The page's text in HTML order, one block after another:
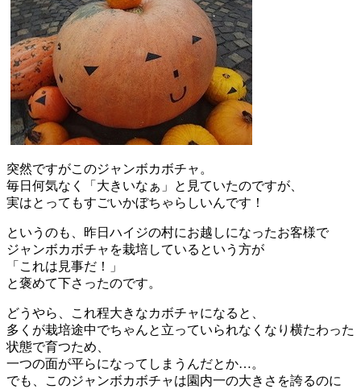
突然ですがこのジャンボカボチャ。
毎日何気なく「大きいなぁ」と見ていたのですが、
実はとってもすごいかぼちゃらしいんです！
というのも、昨日ハイジの村にお越しになったお客様で
ジャンボカボチャを栽培しているという方が
「これは見事だ！」
と褒めて下さったのです。
どうやら、これ程大きなカボチャになると、
多くが栽培途中でちゃんと立っていられなくなり横たわった
状態で育つため、
一つの面が平らになってしまうんだとか…。
でも、このジャンボカボチャは園内一の大きさを誇るのに